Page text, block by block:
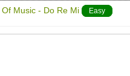
Music - Do Re Mi Easy